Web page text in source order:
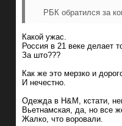
РБК обратился за
Какой ужас.
Россия в 21 веке делает
За што???
Как же это мерзко и
И нечестно.
Одежда в H&M, кстати,
Вьетнамская, да, но все
Жалко, что воровали.